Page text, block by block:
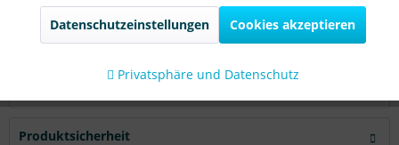
Passend für
Produktsicherheit
Tracking Aktiv
Datenschutzeinstellungen Cookies akzeptieren
Privatsphäre und Datenschutz